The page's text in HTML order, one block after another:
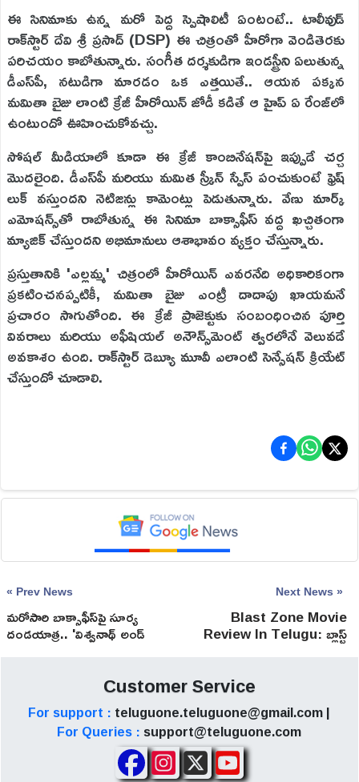
ఈ సినిమాకు ఉన్న మరో పెద్ద స్పెషాలిటీ ఏంటంటే.. టాలీవుడ్
రాక్‌స్టార్ దేవి శ్రీ ప్రసాద్ (DSP) ఈ చిత్రంతో హీరోగా వెండితెరకు
పరిచయం కాబోతున్నారు. సంగీత దర్శకుడిగా ఇండస్ట్రీని ఏలుతున్న
డీఎస్‌పీ, నటుడిగా మారడం ఒక ఎత్తయితే.. ఆయన పక్కన
మమితా బైజు లాంటి క్రేజీ హీరోయిన్ జోడీ కడితే ఆ హైప్ ఏ రేంజ్‌లో
ఉంటుందో ఊహించుకోవచ్చు.
సోషల్ మీడియాలో కూడా ఈ క్రేజీ కాంబినేషన్‌పై ఇప్పుడే చర్చ
మొదలైంది. డీఎస్‌పీ మరియు మమిత స్క్రీన్ స్పేస్ పంచుకుంటే ఫ్రెష్
లుక్ వస్తుందని నెటిజన్లు కామెంట్లు పెడుతున్నారు. వేణు మార్క్
ఎమోషన్స్‌తో రాబోతున్న ఈ సినిమా బాక్సాఫీస్ వద్ద ఖచ్చితంగా
మ్యాజిక్ చేస్తుందని అభిమానులు ఆశాభావం వ్యక్తం చేస్తున్నారు.
ప్రస్తుతానికి 'ఎల్లమ్మ' చిత్రంలో హీరోయిన్ ఎవరనేది అధికారికంగా
ప్రకటించనప్పటికీ, మమితా బైజు ఎంట్రీ దాదాపు ఖాయమనే
ప్రచారం సాగుతోంది. ఈ క్రేజీ ప్రాజెక్టుకు సంబంధించిన పూర్తి
వివరాలు మరియు అఫీషియల్ అనౌన్స్‌మెంట్ త్వరలోనే వెలువడే
అవకాశం ఉంది. రాక్‌స్టార్ డెబ్యూ మూవీ ఎలాంటి సెన్సేషన్ క్రియేట్
చేస్తుందో చూడాలి.
« Prev News
మ‌రోసారి బాక్సాఫీస్‌పై సూర్య
దండయాత్ర.. 'విశ్వనాథ్ అండ్
సన్స్' రిలీజ్ డేట్ ఫిక్స్!
Next News »
Blast Zone Movie
Review In Telugu: బ్లాస్ట్
జోన్ మూవీ రివ్యూ
Customer Service
For support : teluguone.teluguone@gmail.com |
For Queries : support@teluguone.com